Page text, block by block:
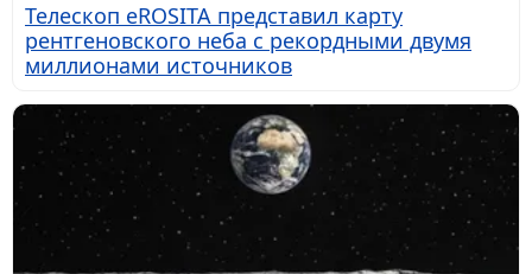
Телескоп eROSITA представил карту
рентгеновского неба с рекордными двумя
миллионами источников